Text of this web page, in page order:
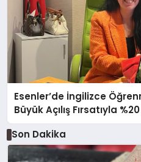
Esenler’de İngilizce
Büyük Açılış Fırsatıyla
Son Dakika